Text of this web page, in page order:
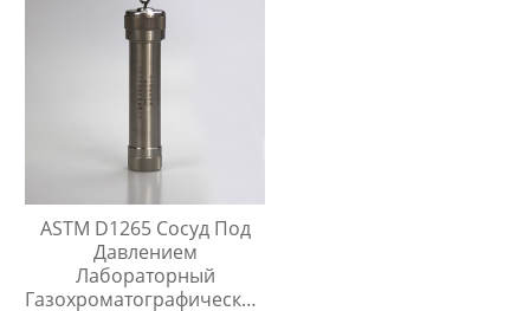
ASTM D1265 Сосуд Под
Давлением
Лабораторный
Газохроматографический